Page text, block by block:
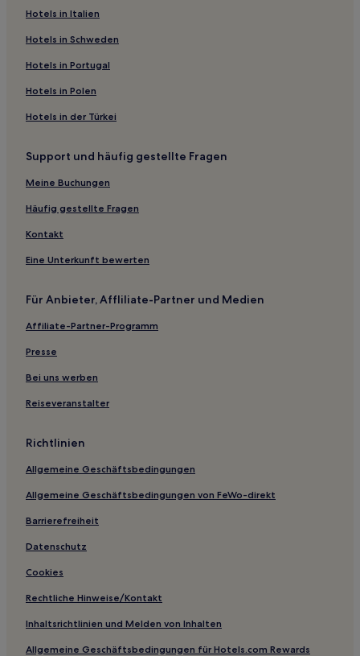
Familien in Echuca
Hotels mit Parkplatz in Echuca
Familien in Falls Creek
Luxus in Fitzroy
Familien nahe Flinders Lane
Familien in Victoria
Business in Victoria
Luxus in Carlton
Luxus in South Yarra
Haustierfreundliche in Bright
Luxus in Bright
Hotels mit Parkplatz in Kew
Hotels mit Parkplatz in Flughafen Melbourne
Business in Flughafen Melbourne
Hotels nahe Bahnhof Shepparton
Hotels nahe George Creek Streamside Reserve
Telford Hotels
Cobram Hotels
Billabong Hotels
Guys Forest Hotels
Stirling Hotels
Licola Hotels
Suggan Buggan Hotels
Cooma Hotels
Hotels in Italien
Hotels in Schweden
Hotels in Portugal
Hotels in Polen
Hotels in der Türkei
Support und häufig gestellte Fragen
Meine Buchungen
Häufig gestellte Fragen
Kontakt
Eine Unterkunft bewerten
Für Anbieter, Affliliate-Partner und Medien
Affiliate-Partner-Programm
Presse
Bei uns werben
Reiseveranstalter
Richtlinien
Allgemeine Geschäftsbedingungen
Allgemeine Geschäftsbedingungen von FeWo-direkt
Barrierefreiheit
Datenschutz
Cookies
Rechtliche Hinweise/Kontakt
Inhaltsrichtlinien und Melden von Inhalten
Allgemeine Geschäftsbedingungen für Hotels.com Rewards